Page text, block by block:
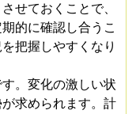
せておくことで、
的に確認し合うこ
把握しやすくなり
。変化の激しい状
求められます。計